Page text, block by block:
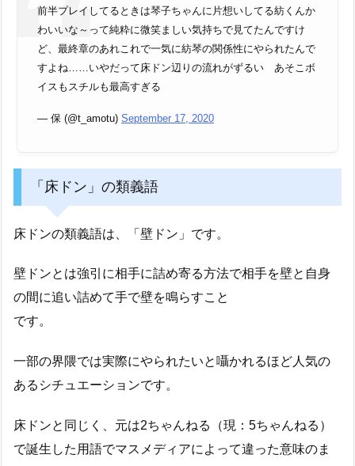
前半プレイしてるときは琴子ちゃんに片想いしてる紡くんか
わいいな～って純粋に微笑ましい気持ちで見てたんですけ
ど、最終章のあれこれで一気に紡琴の関係性にやられたんで
すよね……いやだって床ドン辺りの流れがずるい あそこボ
イスもスチルも最高すぎる
— 保 (@t_amotu) September 17, 2020
「床ドン」の類義語
床ドンの類義語は、「壁ドン」です。
壁ドンとは強引に相手に詰め寄る方法で相手を壁と自身
の間に追い詰めて手で壁を鳴らすこと
です。
一部の界隈では実際にやられたいと囁かれるほど人気の
あるシチュエーションです。
床ドンと同じく、元は2ちゃんねる（現：5ちゃんねる）
で誕生した用語でマスメディアによって違った意味のま